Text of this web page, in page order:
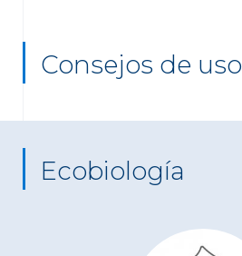
Consejos de uso
Ecobiología